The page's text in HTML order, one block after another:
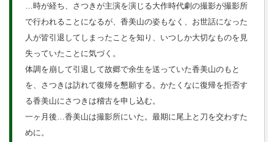
…時が経ち、さつきが主演を演じる大作時代劇の撮影が撮影所
で行われることになるが、香美山の姿もなく、お世話になった
人が皆引退してしまったことを知り、いつしか大切なものを見
失っていたことに気づく。
体調を崩して引退して故郷で余生を送っていた香美山のもと
を、さつきは訪れて復帰を懇願する。かたくなに復帰を拒否す
る香美山にさつきは稽古を申し込む。
一ヶ月後…香美山は撮影所にいた。最期に尾上と刀を交わすた
めに。